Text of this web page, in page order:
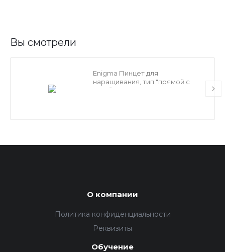
Вы смотрели
Enigma Пинцет для
наращивания, тип "прямой с
изгибом"
О компании
Политика конфиденциальности
Реквизиты
Обучение